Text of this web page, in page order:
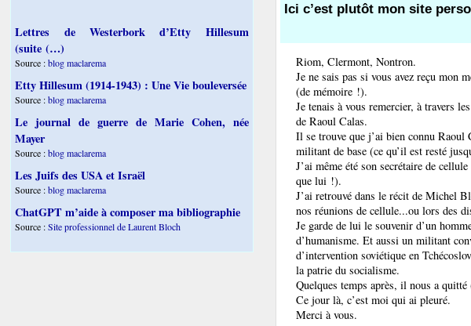
Ici c’est plutôt mon site
Riom, Clermont, Nontron.
Je ne sais pas si vous avez reçu mon
(de mémoire !).
Je tenais à vous remercier, à travers
de Raoul Calas.
Il se trouve que j’ai bien connu Raoul
militant de base (ce qu’il est resté
J’ai même été son secrétaire de
que lui !).
J’ai retrouvé dans le récit de Michel
nos réunions de cellule...ou lors des
Je garde de lui le souvenir d’un
d’humanisme. Et aussi un militant
d’intervention soviétique en
la patrie du socialisme.
Quelques temps après, il nous a
Ce jour là, c’est moi qui ai pleuré.
Merci à vous.
Lettres de Westerbork d’Etty Hillesum
(suite (…)
Source :blog maclarema
Etty Hillesum (1914-1943) : Une Vie bouleversée
Source :blog maclarema
Le journal de guerre de Marie Cohen, née
Mayer
Source :blog maclarema
Les Juifs des USA et Israël
Source :blog maclarema
ChatGPT m’aide à composer ma bibliographie
Source :Site professionnel de Laurent Bloch